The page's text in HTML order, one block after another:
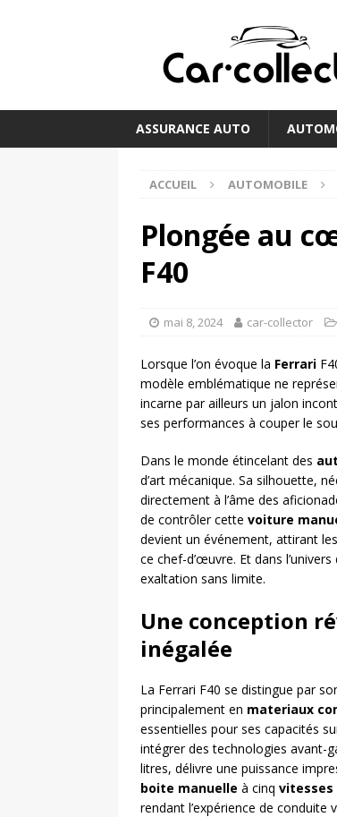
ASSURANCE AUTO
ACCUEIL AUTOMOBILE
Plongée au
F40
mai 8, 2024 car-collector
Lorsque l’on évoque la Ferrari
modèle emblématique ne
incarne par ailleurs un jalon
ses performances à couper le
Dans le monde étincelant des
d’art mécanique. Sa silhouette,
directement à l’âme des
de contrôler cette voiture
devient un événement, attirant
ce chef-d’œuvre. Et dans l’univers
exaltation sans limite.
Une conception
inégalée
La Ferrari F40 se distingue par
principalement en materiaux
essentielles pour ses capacités
intégrer des technologies avant-
litres, délivre une puissance
boite manuelle à cinq vitesses
rendant l’expérience de conduite